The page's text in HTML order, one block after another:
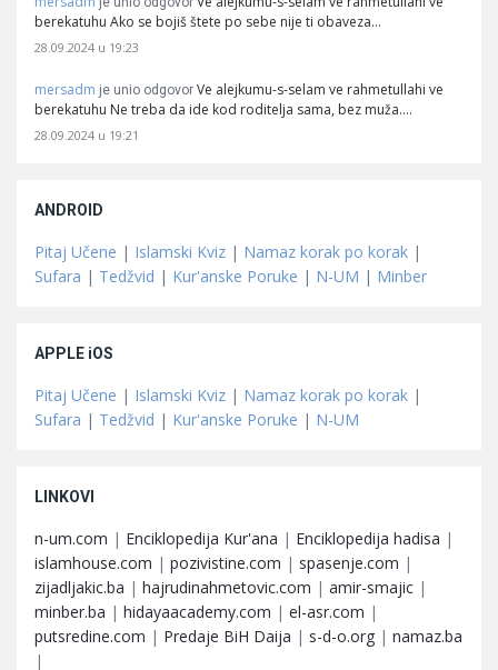
berekatuhu Ako se bojiš štete po sebe nije ti obaveza…
28.09.2024 u 19:23
mersadm je unio odgovor Ve alejkumu-s-selam ve rahmetullahi ve
berekatuhu Ne treba da ide kod roditelja sama, bez muža.…
28.09.2024 u 19:21
ANDROID
Pitaj Učene | Islamski Kviz | Namaz korak po korak |
Sufara | Tedžvid | Kur'anske Poruke | N-UM | Minber
APPLE iOS
Pitaj Učene | Islamski Kviz | Namaz korak po korak |
Sufara | Tedžvid | Kur'anske Poruke | N-UM
LINKOVI
n-um.com | Enciklopedija Kur'ana | Enciklopedija hadisa |
islamhouse.com | pozivistine.com | spasenje.com |
zijadljakic.ba | hajrudinahmetovic.com | amir-smajic |
minber.ba | hidayaacademy.com | el-asr.com |
putsredine.com | Predaje BiH Daija | s-d-o.org | namaz.ba
|